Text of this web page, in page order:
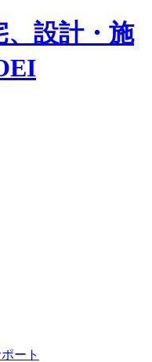
、設計・施
ート